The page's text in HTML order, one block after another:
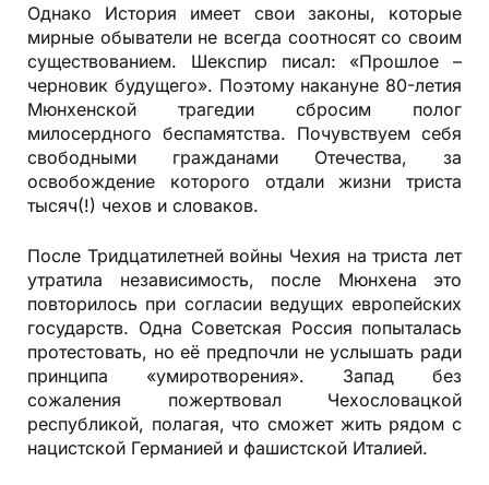
Однако История имеет свои законы, которые
мирные обыватели не всегда соотносят со своим
существованием. Шекспир писал: «Прошлое –
черновик будущего». Поэтому накануне 80-летия
Мюнхенской трагедии сбросим полог
милосердного беспамятства. Почувствуем себя
свободными гражданами Отечества, за
освобождение которого отдали жизни триста
тысяч(!) чехов и словаков.
После Тридцатилетней войны Чехия на триста лет
утратила независимость, после Мюнхена это
повторилось при согласии ведущих европейских
государств. Одна Советская Россия попыталась
протестовать, но её предпочли не услышать ради
принципа «умиротворения». Запад без
сожаления пожертвовал Чехословацкой
республикой, полагая, что сможет жить рядом с
нацистской Германией и фашистской Италией.